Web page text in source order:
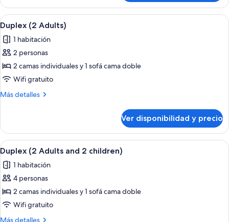
(4
Adults)
Ver
todas
las
fotos
de
Duplex
(2
Minibar, caja de seguridad en la
6
Duplex (2 Adults)
1 habitación
2 personas
2 camas individuales y 1 sofá cama doble
Wifi gratuito
Más detalles
Más
(2
Adults)
Ver disponibilidad y precio
Ver
todas
las
fotos
de
Duplex
(2
Minibar, caja de seguridad en la
6
Duplex (2 Adults and 2 children)
1 habitación
4 personas
2 camas individuales y 1 sofá cama doble
Wifi gratuito
Más detalles
Más